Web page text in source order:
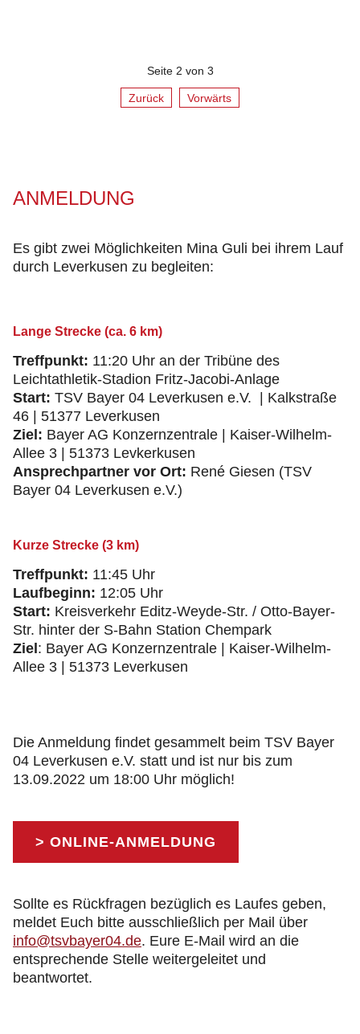
Seite 2 von 3
Zurück Vorwärts
ANMELDUNG
Es gibt zwei Möglichkeiten Mina Guli bei ihrem Lauf
durch Leverkusen zu begleiten:
Lange Strecke (ca. 6 km)
Treffpunkt: 11:20 Uhr an der Tribüne des
Leichtathletik-Stadion Fritz-Jacobi-Anlage
Start: TSV Bayer 04 Leverkusen e.V. | Kalkstraße
46 | 51377 Leverkusen
Ziel: Bayer AG Konzernzentrale | Kaiser-Wilhelm-
Allee 3 | 51373 Levkerkusen
Ansprechpartner vor Ort: René Giesen (TSV
Bayer 04 Leverkusen e.V.)
Kurze Strecke (3 km)
Treffpunkt: 11:45 Uhr
Laufbeginn: 12:05 Uhr
Start: Kreisverkehr Editz-Weyde-Str. / Otto-Bayer-
Str. hinter der S-Bahn Station Chempark
Ziel : Bayer AG Konzernzentrale | Kaiser-Wilhelm-
Allee 3 | 51373 Leverkusen
Die Anmeldung findet gesammelt beim TSV Bayer
04 Leverkusen e.V. statt und ist nur bis zum
13.09.2022 um 18:00 Uhr möglich!
> ONLINE-ANMELDUNG
Sollte es Rückfragen bezüglich es Laufes geben,
meldet Euch bitte ausschließlich per Mail über
info@tsvbayer04.de. Eure E-Mail wird an die
entsprechende Stelle weitergeleitet und
beantwortet.